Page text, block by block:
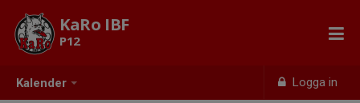
Kalender Logga in
KaRo IBF
P12